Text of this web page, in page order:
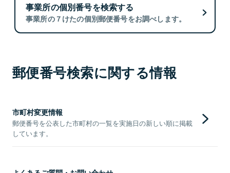
事業所の個別番号を検索する
事業所の７けたの個別郵便番号をお調べします。
郵便番号検索に関する情報
市町村変更情報
郵便番号を公表した市町村の一覧を実施日の新しい順に掲載
しています。